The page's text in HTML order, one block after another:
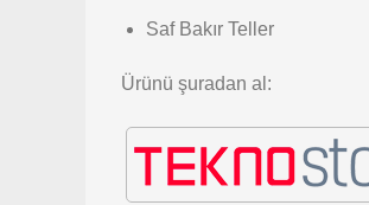
Saf Bakır Teller
Ürünü şuradan al: